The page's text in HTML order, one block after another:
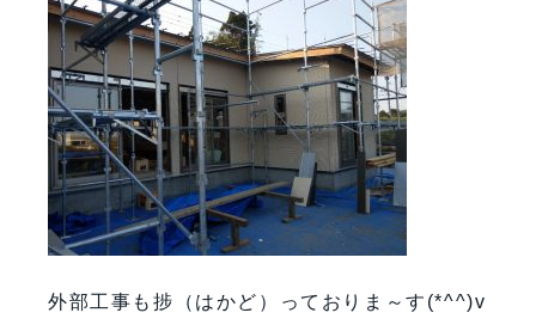
外部工事も捗（はかど）っておりま～す(*^^)v